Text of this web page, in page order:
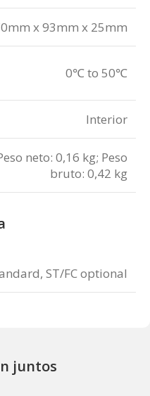
x 93mm x 25mm
0℃ to 50℃
Interior
neto: 0,16 kg; Peso
bruto: 0,42 kg
ST/FC optional
juntos